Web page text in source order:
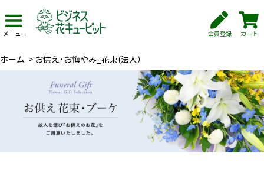
メニュー 会員登録 カート
ホーム > お供え・お悔やみ_花束(法人）